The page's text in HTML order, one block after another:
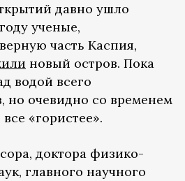
давно ушло
ученые,
часть Каспия,
новый остров. Пока
водой всего
но очевидно со временем
«гористее».
доктора физико-
главного научного